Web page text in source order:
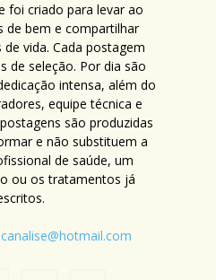
foi criado para levar ao
de bem e compartilhar
vida. Cada postagem
de seleção. Por dia são
intensa, além do
equipe técnica e
são produzidas
e não substituem a
de saúde, um
ou os tratamentos já